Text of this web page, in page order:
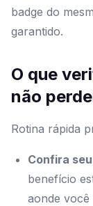
badge do
garantido.
O que
não
Rotina rápida
Confira
benefício
aonde você